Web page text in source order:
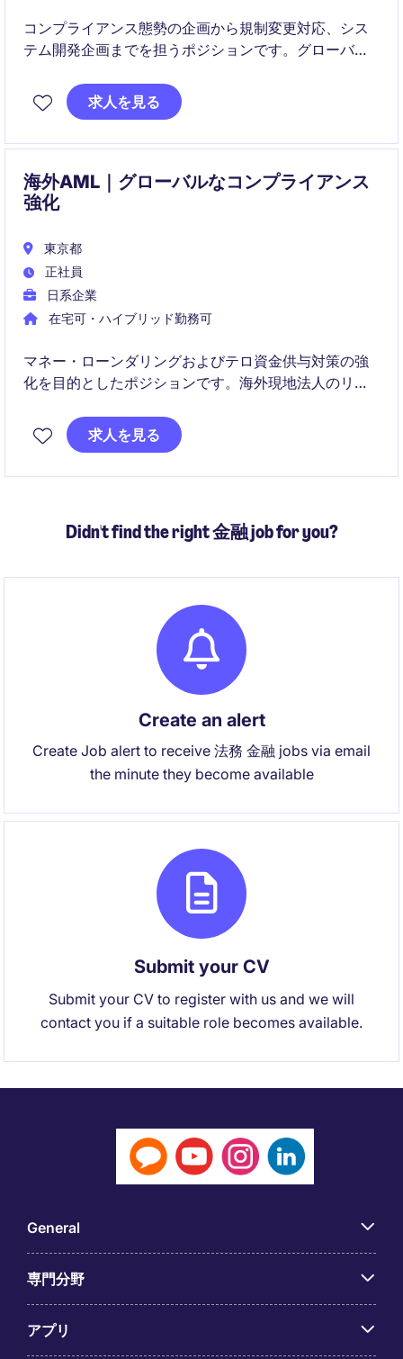
コンプライアンス態勢の企画から規制変更対応、シス
テム開発企画までを担うポジションです。グローバル
度な管理体制の構築にも関与いただきます。
求人を見る
海外AML｜グローバルなコンプライアンス
強化
東京都
正社員
日系企業
在宅可・ハイブリッド勤務可
マネー・ローンダリングおよびテロ資金供与対策の強
化を目的としたポジションです。海外現地法人のリス
を行う即戦力プレーヤーとして活躍いただきます。
求人を見る
Didn't find the right 金融 job for you?
Create an alert
Create Job alert to receive 法務 金融 jobs via email
the minute they become available
Submit your CV
Submit your CV to register with us and we will
contact you if a suitable role becomes available.
General
専門分野
アプリ